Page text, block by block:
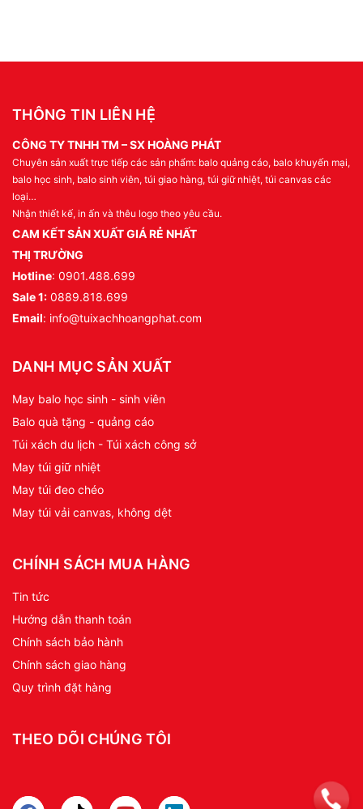
THÔNG TIN LIÊN HỆ
CÔNG TY TNHH TM – SX HOÀNG PHÁT
Chuyên sản xuất trực tiếp các sản phẩm: balo quảng cáo, balo khuyến mại,
balo học sinh, balo sinh viên, túi giao hàng, túi giữ nhiệt, túi canvas các
loại…
Nhận thiết kế, in ấn và thêu logo theo yêu cầu.
CAM KẾT SẢN XUẤT GIÁ RẺ NHẤT
THỊ TRƯỜNG
Hotline: 0901.488.699
Sale 1: 0889.818.699
Email: info@tuixachhoangphat.com
DANH MỤC SẢN XUẤT
May balo học sinh - sinh viên
Balo quà tặng - quảng cáo
Túi xách du lịch - Túi xách công sở
May túi giữ nhiệt
May túi đeo chéo
May túi vải canvas, không dệt
CHÍNH SÁCH MUA HÀNG
Tin tức
Hướng dẫn thanh toán
Chính sách bảo hành
Chính sách giao hàng
Quy trình đặt hàng
THEO DÕI CHÚNG TÔI